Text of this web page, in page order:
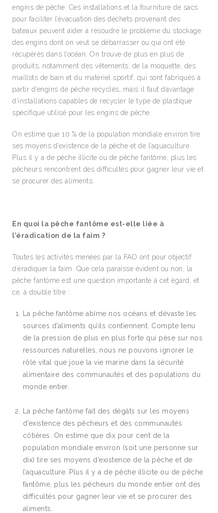
engins de pêche. Ces installations et la fourniture de sacs
pour faciliter l’évacuation des déchets provenant des
bateaux peuvent aider à résoudre le problème du stockage
des engins dont on veut se débarrasser ou qui ont été
récupérés dans l’océan. On trouve de plus en plus de
produits, notamment des vêtements, de la moquette, des
maillots de bain et du matériel sportif, qui sont fabriqués à
partir d’engins de pêche recyclés, mais il faut davantage
d’installations capables de recycler le type de plastique
spécifique utilisé pour les engins de pêche.
On estime que 10 % de la population mondiale environ tire
ses moyens d’existence de la pêche et de l’aquaculture.
Plus il y a de pêche illicite ou de pêche fantôme, plus les
pêcheurs rencontrent des difficultés pour gagner leur vie et
se procurer des aliments.
En quoi la pêche fantôme est-elle liée à
l’éradication de la faim ?
Toutes les activités menées par la FAO ont pour objectif
d’éradiquer la faim. Que cela paraisse évident ou non, la
pêche fantôme est une question importante à cet égard, et
ce, à double titre :
La pêche fantôme abîme nos océans et dévaste les
sources d’aliments qu’ils contiennent. Compte tenu
de la pression de plus en plus forte qui pèse sur nos
ressources naturelles, nous ne pouvons ignorer le
rôle vital que joue la vie marine dans la sécurité
alimentaire des communautés et des populations du
monde entier.
La pêche fantôme fait des dégâts sur les moyens
d’existence des pêcheurs et des communautés
côtières. On estime que dix pour cent de la
population mondiale environ (soit une personne sur
dix) tire ses moyens d’existence de la pêche et de
l’aquaculture. Plus il y a de pêche illicite ou de pêche
fantôme, plus les pêcheurs du monde entier ont des
difficultés pour gagner leur vie et se procurer des
aliments.